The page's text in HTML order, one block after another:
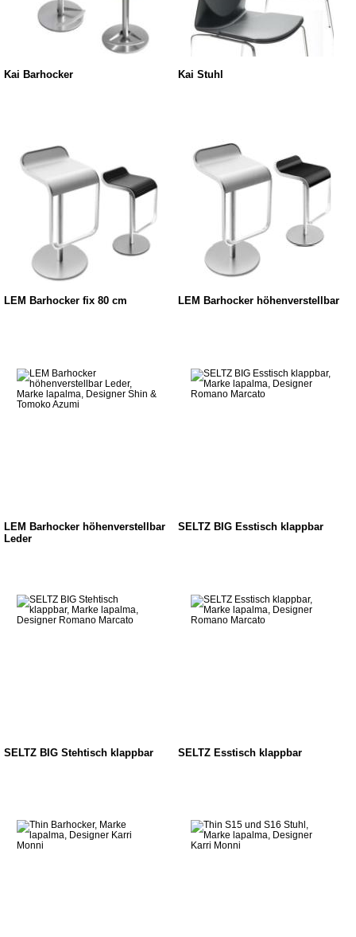
Kai Barhocker Kai Stuhl
LEM Barhocker fix 80 cm LEM Barhocker höhenverstellbar
LEM Barhocker höhenverstellbar
Leder
SELTZ BIG Esstisch klappbar
SELTZ BIG Stehtisch klappbar SELTZ Esstisch klappbar